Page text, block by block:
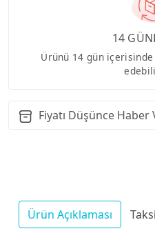
14
Ürünü 14 gün
Fiyatı Düşünce Haber
Ürün Açıklaması